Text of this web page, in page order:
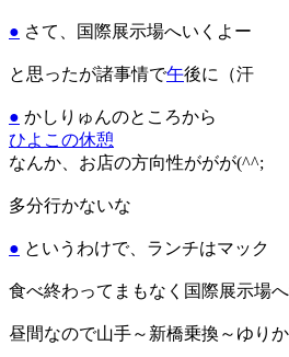
● さて、国際展示場へいくよー
と思ったが諸事情で午後に（汗
● かしりゅんのところから
ひよこの休憩
なんか、お店の方向性ががが(^^;
多分行かないな
● というわけで、ランチはマック
食べ終わってまもなく国際展示場
昼間なので山手～新橋乗換～ゆり